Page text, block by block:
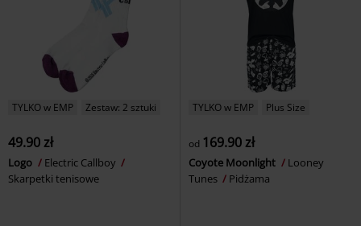
TYLKO w EMP Zestaw: 2 sztuki
49.90 zł
Logo
Electric Callboy
Skarpetki tenisowe
TYLKO w EMP Plus Size
od 169.90 zł
Coyote Moonlight
Looney
Tunes
Pidżama